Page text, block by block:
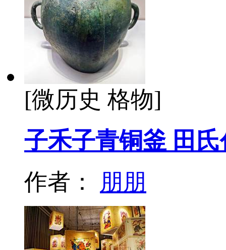
[微历史 格物]
子禾子青铜釜 田
作者： 朋朋